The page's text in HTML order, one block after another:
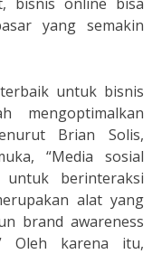
yang semakin
untuk bisnis
mengoptimalkan
Brian Solis,
“Media sosial
berinteraksi
alat yang
brand awareness
Oleh karena itu,